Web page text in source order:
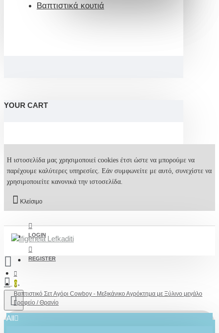
Βαπτιστικά κουτιά
YOUR CART
Η ιστοσελίδα μας χρησιμοποιεί cookies έτσι ώστε να μπορούμε να
παρέχουμε καλύτερες υπηρεσίες. Εάν συμφωνείτε με αυτό, συνεχίστε να
χρησιμοποιείτε κανονικά την ιστοσελίδα.
Κλείσιμο
LOGIN
REGISTER
0
All
Βαπτιστικό Σετ Αγόρι Cowboy - Μεξικάνικο Αγρόκτημα με Ξύλινο μεγάλο
Γραφείο / Θρανίο